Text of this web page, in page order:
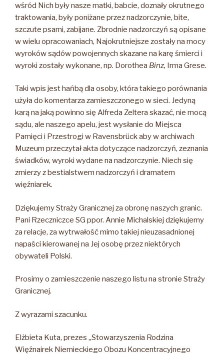
wśród Nich były nasze matki, babcie, doznały okrutnego
traktowania, były poniżane przez nadzorczynie, bite,
szczute psami, zabijane. Zbrodnie nadzorczyń są opisane
w wielu opracowaniach, Najokrutniejsze zostały na mocy
wyroków sądów powojennych skazane na karę śmierci i
wyroki zostały wykonane, np. Dorothea Binz, Irma Grese.
Taki wpis jest hańbą dla osoby, która takiego porównania
użyła do komentarza zamieszczonego w sieci. Jedyną
karą na jaką powinno się Alfreda Zeltera skazać, nie mocą
sądu, ale naszego apelu, jest wysłanie do Miejsca
Pamięci i Przestrogi w Ravensbrück aby w archiwach
Muzeum przeczytał akta dotyczące nadzorczyń, zeznania
świadków, wyroki wydane na nadzorczynie. Niech się
zmierzy z bestialstwem nadzorczyń i dramatem
więźniarek.
Dziękujemy Straży Granicznej za obronę naszych granic.
Pani Rzeczniczce SG ppor. Annie Michalskiej dziękujemy
za relacje, za wytrwałość mimo takiej nieuzasadnionej
napaści kierowanej na Jej osobę przez niektórych
obywateli Polski.
Prosimy o zamieszczenie naszego listu na stronie Straży
Granicznej.
Z wyrazami szacunku.
Elżbieta Kuta, prezes „Stowarzyszenia Rodzina
Więźnairek Niemieckiego Obozu Koncentracyjnego